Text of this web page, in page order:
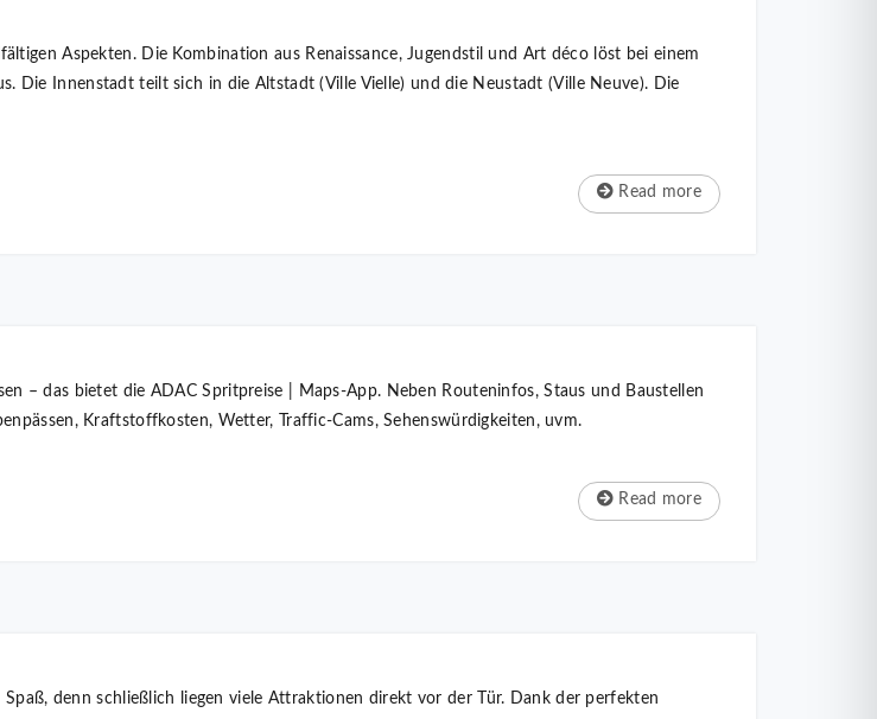
Aspekten. Die Kombination aus Renaissance, Jugendstil und Art déco löst bei einem
Die Innenstadt teilt sich in die Altstadt (Ville Vielle) und die Neustadt (Ville Neuve). Die
Read more
– das bietet die ADAC Spritpreise | Maps-App. Neben Routeninfos, Staus und Baustellen
Kraftstoffkosten, Wetter, Traffic-Cams, Sehenswürdigkeiten, uvm.
Read more
denn schließlich liegen viele Attraktionen direkt vor der Tür. Dank der perfekten